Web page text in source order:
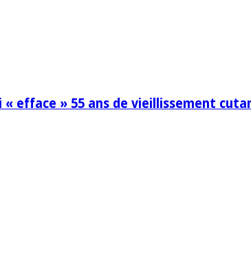
« efface » 55 ans de vieillissement